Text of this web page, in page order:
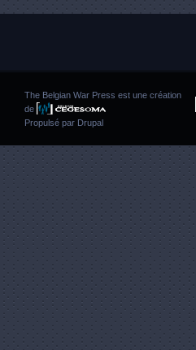
The Belgian War Press est une création
de
Propulsé par Drupal